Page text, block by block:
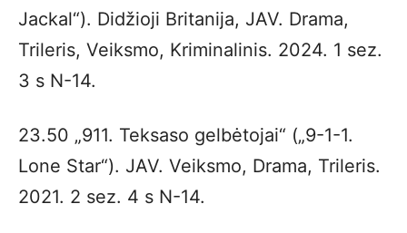
Jackal“). Didžioji Britanija, JAV. Drama,
Trileris, Veiksmo, Kriminalinis. 2024. 1 sez.
3 s N-14.
23.50 „911. Teksaso gelbėtojai“ („9-1-1.
Lone Star“). JAV. Veiksmo, Drama, Trileris.
2021. 2 sez. 4 s N-14.